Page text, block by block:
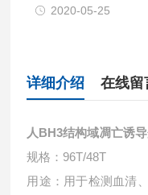
2020-05-25
详细介绍 在线留
人BH3结构域凋亡诱
规格：96T/48T
用途：用于检测血清